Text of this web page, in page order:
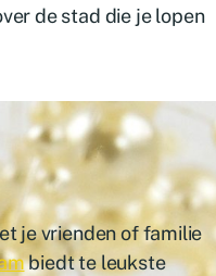
de stad die je lopen
je vrienden of familie
biedt te leukste